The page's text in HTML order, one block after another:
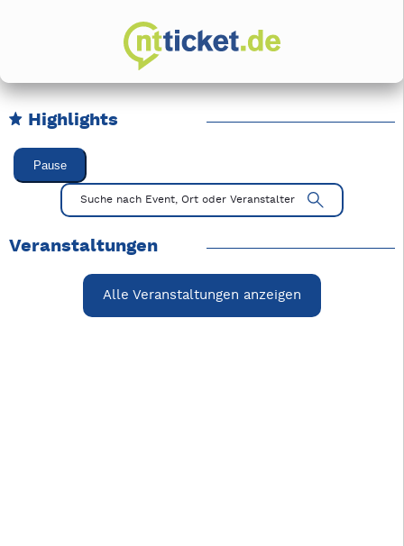
Highlights
Karussell Veranstaltungen überspringen
Pause
Mit Tab zu den Steuerelementen wechseln. Mit Pfeiltasten
Suche nach Event, Ort oder Veranstalter
Veranstaltungen
Alle Veranstaltungen anzeigen